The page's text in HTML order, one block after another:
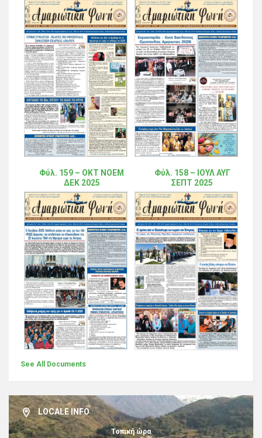
Φύλ. 159 – ΟΚΤ ΝΟΕΜ
ΔΕΚ 2025
Φύλ. 158 – ΙΟΥΛ ΑΥΓ
ΣΕΠΤ 2025
See All Documents
LOCALE INFO
Τοπική ώρα